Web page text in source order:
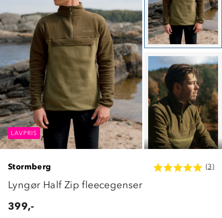
LAVPRIS LAVPRIS
LAVPRIS
Stormberg (3)
Lyngør Half Zip fleecegenser
399,-